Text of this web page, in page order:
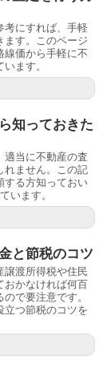
考にすれば、手軽
ます。このページ
線価から手軽に不
ます。
知っておきた
適当に不動産の査
れません。この記
する方知っておい
います。
と節税のコツ
譲渡所得税や住民
おかなければ何百
で要注意です。
立つ節税のコツを